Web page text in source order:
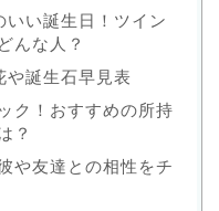
い誕生日！ツイン
んな人？
や誕生石早見表
ク！おすすめの所持
？
や友達との相性をチ